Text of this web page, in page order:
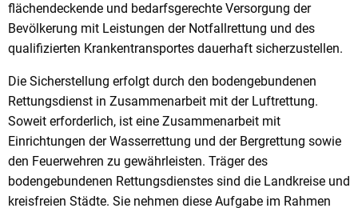
flächendeckende und bedarfsgerechte Versorgung der
Bevölkerung mit Leistungen der Notfallrettung und des
qualifizierten Krankentransportes dauerhaft sicherzustellen.
Die Sicherstellung erfolgt durch den bodengebundenen
Rettungsdienst in Zusammenarbeit mit der Luftrettung.
Soweit erforderlich, ist eine Zusammenarbeit mit
Einrichtungen der Wasserrettung und der Bergrettung sowie
den Feuerwehren zu gewährleisten. Träger des
bodengebundenen Rettungsdienstes sind die Landkreise und
kreisfreien Städte. Sie nehmen diese Aufgabe im Rahmen